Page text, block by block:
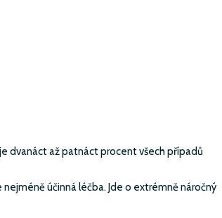
dvanáct až patnáct procent všech případů
účinná léčba. Jde o extrémně náročný